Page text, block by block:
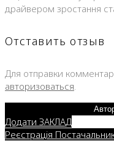
драйвером зростання
Отставить отзыв
Для отправки
авторизоваться
Додати ЗАКЛАД
Реєстрація